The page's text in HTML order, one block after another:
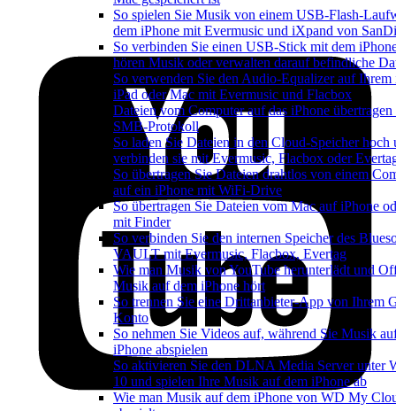
So spielen Sie Musik von einem USB-Flash-
dem iPhone mit Evermusic und iXpand von
So verbinden Sie einen USB-Stick mit dem
hören Musik oder verwalten darauf befindliche
So verwenden Sie den Audio-Equalizer auf Ihrem
iPad oder Mac mit Evermusic und Flacbox
Dateien vom Computer auf das iPhone
SMB-Protokoll
So laden Sie Dateien in den Cloud-Speicher hoch
verbinden sie mit Evermusic, Flacbox oder
So übertragen Sie Dateien drahtlos von einem
auf ein iPhone mit WiFi-Drive
So übertragen Sie Dateien vom Mac auf iPhone
mit Finder
So verbinden Sie den internen Speicher des
VAULT mit Evermusic, Flacbox, Evertag
Wie man Musik von YouTube herunterlädt und
Musik auf dem iPhone hört
So trennen Sie eine Drittanbieter-App von Ihrem
Konto
So nehmen Sie Videos auf, während Sie Musik
iPhone abspielen
So aktivieren Sie den DLNA Media Server unter
10 und spielen Ihre Musik auf dem iPhone ab
Wie man Musik auf dem iPhone von WD My